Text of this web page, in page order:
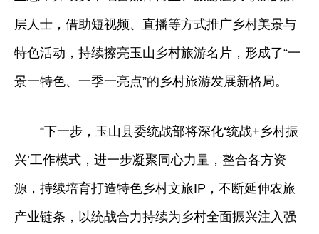
层人士，借助短视频、直播等方式推广乡村美景与
特色活动，持续擦亮玉山乡村旅游名片，形成了“一
景一特色、一季一亮点”的乡村旅游发展新格局。
“下一步，玉山县委统战部将深化‘统战+乡村振
兴’工作模式，进一步凝聚同心力量，整合各方资
源，持续培育打造特色乡村文旅IP，不断延伸农旅
产业链条，以统战合力持续为乡村全面振兴注入强